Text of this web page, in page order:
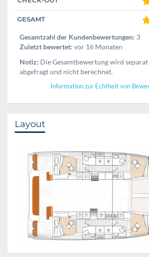
GESAMT
Gesamtzahl der Kundenbewertungen: 3
Zuletzt bewertet: vor 16 Monaten
Notiz: Die Gesamtbewertung wird
abgefragt und nicht berechnet.
Information zur Echtheit von
Layout